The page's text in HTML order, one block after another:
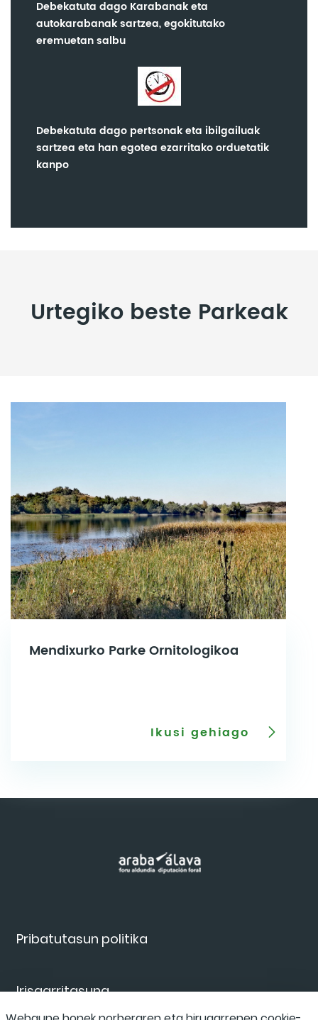
Debekatuta dago Karabanak eta
autokarabanak sartzea, egokitutako
eremuetan salbu
Debekatuta dago pertsonak eta ibilgailuak
sartzea eta han egotea ezarritako orduetatik
kanpo
Urtegiko beste Parkeak
Mendixurko Parke Ornitologikoa
Ikusi gehiago
Pribatutasun politika
Irisgarritasuna